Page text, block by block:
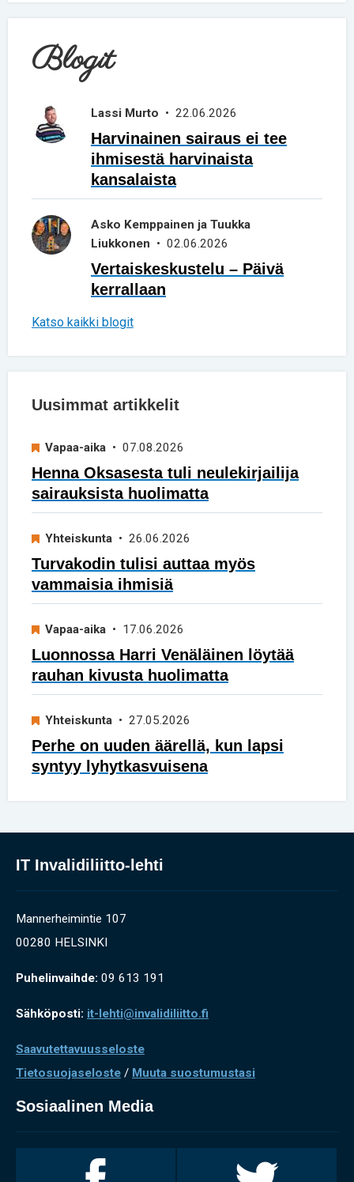
Blogit
Lassi Murto • 22.06.2026
Harvinainen sairaus ei tee
ihmisestä harvinaista
kansalaista
Asko Kemppainen ja Tuukka
Liukkonen • 02.06.2026
Vertaiskeskustelu – Päivä
kerrallaan
Katso kaikki blogit
Uusimmat artikkelit
Vapaa-aika • 07.08.2026
Henna Oksasesta tuli neulekirjailija
sairauksista huolimatta
Yhteiskunta • 26.06.2026
Turvakodin tulisi auttaa myös
vammaisia ihmisiä
Vapaa-aika • 17.06.2026
Luonnossa Harri Venäläinen löytää
rauhan kivusta huolimatta
Yhteiskunta • 27.05.2026
Perhe on uuden äärellä, kun lapsi
syntyy lyhytkasvuisena
IT Invalidiliitto-lehti
Mannerheimintie 107
00280 HELSINKI
Puhelinvaihde: 09 613 191
Sähköposti: it-lehti@invalidiliitto.fi
Saavutettavuusseloste
Tietosuojaseloste / Muuta suostumustasi
Sosiaalinen Media